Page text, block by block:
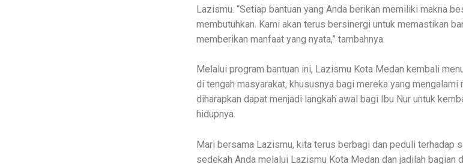
Lazismu. “Setiap bantuan yang Anda berikan memiliki makna
membutuhkan. Kami akan terus bersinergi untuk memastikan
memberikan manfaat yang nyata,” tambahnya.
Melalui program bantuan ini, Lazismu Kota Medan kembali
di tengah masyarakat, khususnya bagi mereka yang mengalami
diharapkan dapat menjadi langkah awal bagi Ibu Nur untuk
hidupnya.
Mari bersama Lazismu, kita terus berbagi dan peduli terhadap
sedekah Anda melalui Lazismu Kota Medan dan jadilah bagian